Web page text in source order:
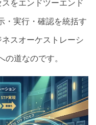
をエンドツーエンド
・実行・確認を統括す
スオーケストレーシ
の道なのです。